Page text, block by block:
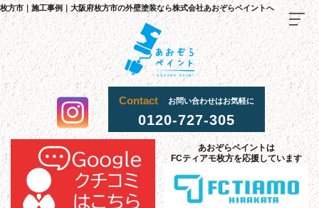
枚方市｜施工事例｜大阪府枚方市の外壁塗装なら株式会社あおぞらペイントへ
Contact お問い合わせはお気軽に
0120-727-305
あおぞらペイントは
FCティアモ枚方を応援しています
TOP
料金・施工までの流れ
当社 が選ばれる理由